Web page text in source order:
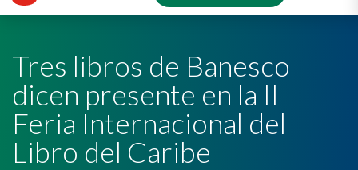
Tres libros de Banesco
dicen presente en la II
Feria Internacional del
Libro del Caribe